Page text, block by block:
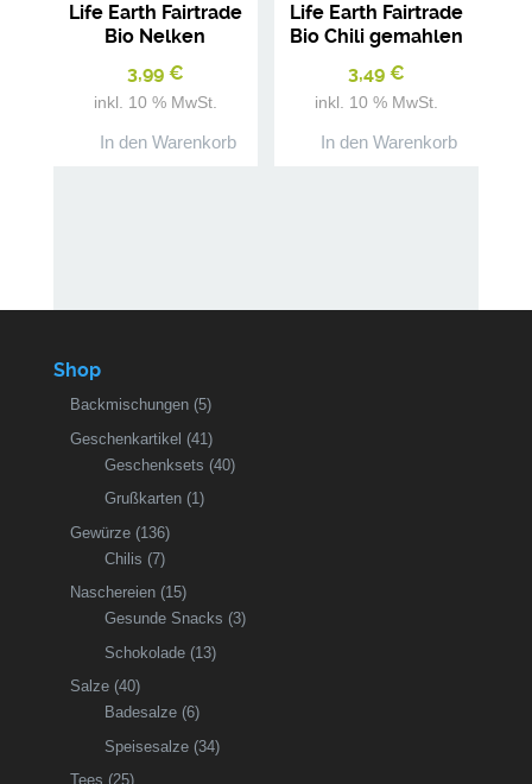
Life Earth Fairtrade
Bio Nelken
gemahlen
3,99 €
inkl. 10 % MwSt.
In den Warenkorb
Life Earth Fairtrade
Bio Chili gemahlen
3,49€
inkl. 10 % MwSt.
In den Warenkorb
Shop
Backmischungen (5)
Geschenkartikel (41)
Geschenksets (40)
Grußkarten (1)
Gewürze (136)
Chilis (7)
Naschereien (15)
Gesunde Snacks (3)
Schokolade (13)
Salze (40)
Badesalze (6)
Speisesalze (34)
Tees (25)